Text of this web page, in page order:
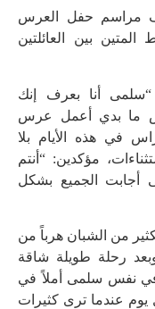
مراسم حفل العرس
بين العائلتين
“سلمى أنا بعرف إنك
بس ما بدي أعمل عرس
في هذه الأيام بلا
مؤكدين: “أنتم
أجابت الجميع بشكل
من الشبان هرباً من
رحلة طويلة شاقة
نفس سلمى أملاً في
عندما ترى كثيرات